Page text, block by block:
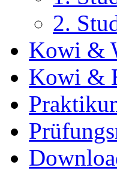
2.
Kowi &
Kowi &